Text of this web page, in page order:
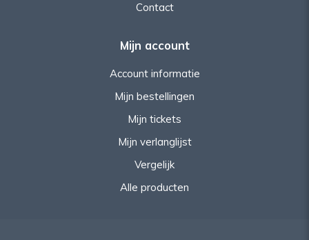
Contact
Mijn account
Account informatie
Mijn bestellingen
Mijn tickets
Mijn verlanglijst
Vergelijk
Alle producten